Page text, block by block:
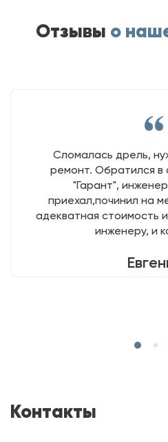
Отзывы о
Сломалась дрель,
ремонт. Обратился в
"Гарант",
приехал,починил на
адекватная стоимость
инженеру, и
Контакты